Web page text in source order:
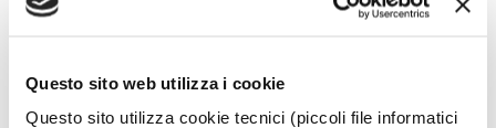
Questo sito web utilizza i cookie
Questo sito utilizza cookie tecnici (piccoli file informatici
Centro Commerciale Le Bolle, Libreria Giunti al Punto,